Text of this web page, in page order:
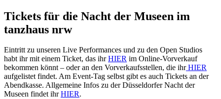
Tickets für die Nacht der Museen im
tanzhaus nrw
Eintritt zu unseren Live Performances und zu den Open Studios
habt ihr mit einem Ticket, das ihrHIER im Online-Vorverkauf
bekommen könnt – oder an den Vorverkaufsstellen, die ihrHIER
aufgelistet findet. Am Event-Tag selbst gibt es auch Tickets an der
Abendkasse. Allgemeine Infos zu der Düsseldorfer Nacht der
Museen findet ihrHIER.